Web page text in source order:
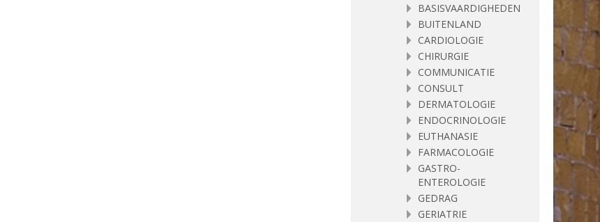
BASISVAARDIGHEDEN
BUITENLAND
CARDIOLOGIE
CHIRURGIE
COMMUNICATIE
CONSULT
DERMATOLOGIE
ENDOCRINOLOGIE
EUTHANASIE
FARMACOLOGIE
GASTRO-
ENTEROLOGIE
GEDRAG
GERIATRIE